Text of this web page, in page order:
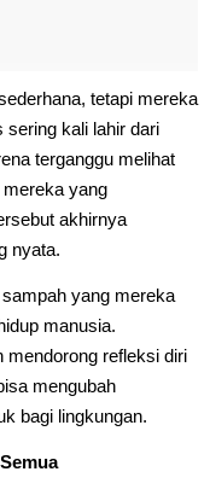
tetapi mereka
sering kali lahir dari
terganggu melihat
yang
akhirnya
nyata.
yang mereka
manusia.
mendorong refleksi diri
mengubah
bagi lingkungan.